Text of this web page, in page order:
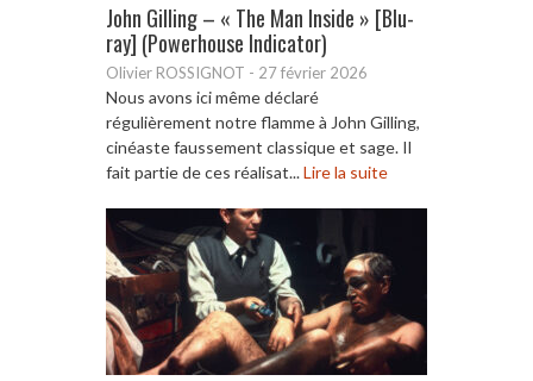
John Gilling – « The Man Inside » [Blu-
ray] (Powerhouse Indicator)
Olivier ROSSIGNOT - 27 février 2026
Nous avons ici même déclaré
régulièrement notre flamme à John Gilling,
cinéaste faussement classique et sage. Il
fait partie de ces réalisat...Lire la suite